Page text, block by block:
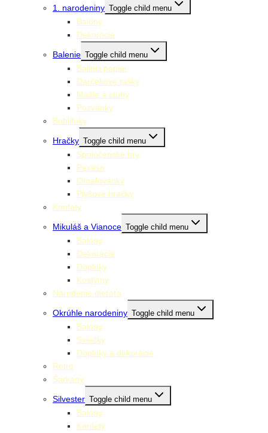
1. narodeniny Toggle child menu
Balóny
Dekorácie
Balenie Toggle child menu
Baliaci papier
Darčekové tašky
Mašle a stuhy
Pozvánky
Bublifuky
Hračky Toggle child menu
Spoločenské hry
Pexeso
Omaľovánky
Plyšové hračky
Konfety
Mikuláš a Vianoce Toggle child menu
Balóny
Dekorácie
Doplnky
Kostýmy
Narodenie dieťaťa
Okrúhle narodeniny Toggle child menu
Balóny
Sviečky
Doplnky a dekorácie
Retro
Šarkany
Silvester Toggle child menu
Balóny
Konfety